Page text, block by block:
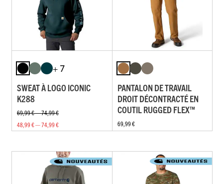
+ 7
SWEAT À LOGO ICONIC
K288
69,99 € — 74,99 €
48,99 € — 74,99 €
PANTALON DE TRAVAIL
DROIT DÉCONTRACTÉ EN
COUTIL RUGGED FLEX™
69,99 €